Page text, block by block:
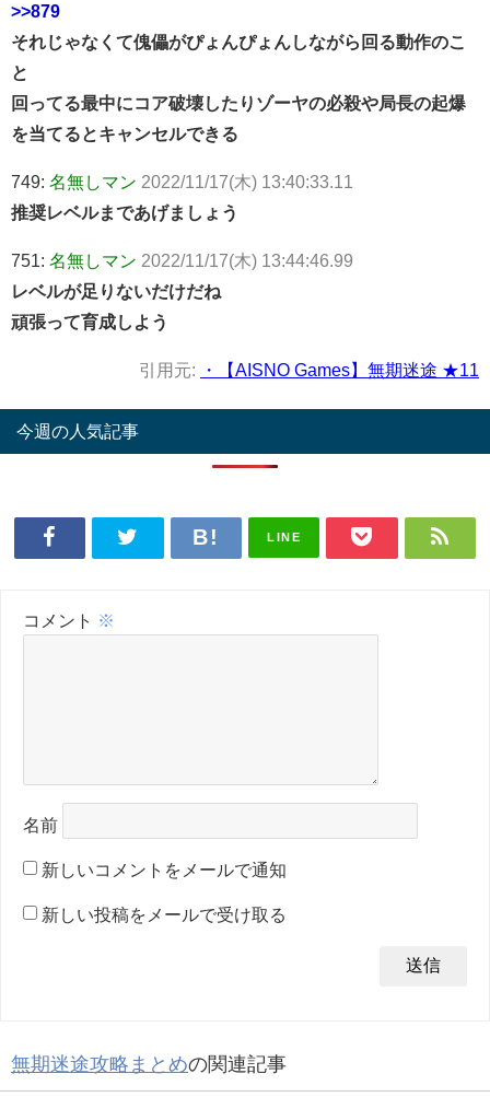
>>879
それじゃなくて傀儡がぴょんぴょんしながら回る動作のこ
と
回ってる最中にコア破壊したりゾーヤの必殺や局長の起爆
を当てるとキャンセルできる
749: 名無しマン 2022/11/17(木) 13:40:33.11
推奨レベルまであげましょう
751: 名無しマン 2022/11/17(木) 13:44:46.99
レベルが足りないだけだね
頑張って育成しよう
引用元: ・【AISNO Games】無期迷途 ★11
今週の人気記事
LINE
コメント ※
名前
新しいコメントをメールで通知
新しい投稿をメールで受け取る
無期迷途攻略まとめの関連記事